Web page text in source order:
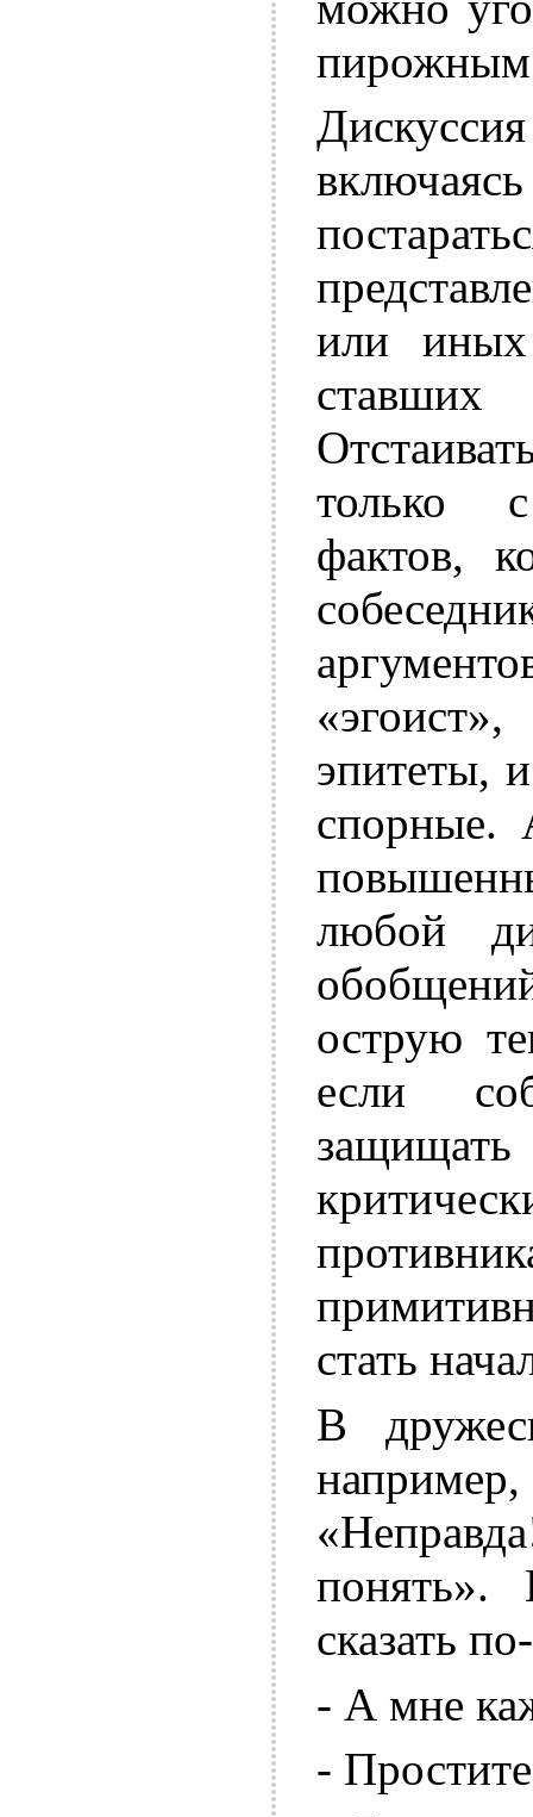
пирожным.
или иных
ставших
только
фактов,
эпитеты,
спорные.
любой
острую
если
стать
В
сказать
- А мне
-